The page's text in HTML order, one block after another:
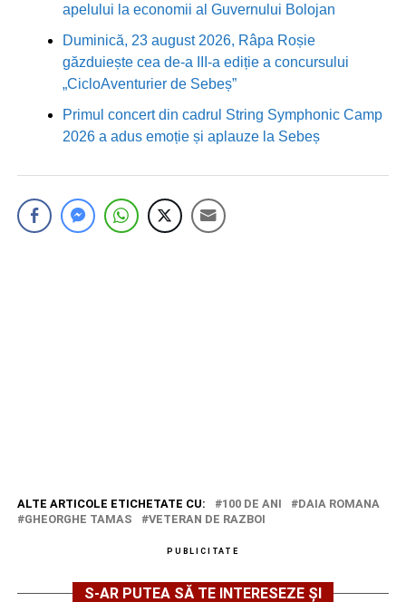
apelului la economii al Guvernului Bolojan
Duminică, 23 august 2026, Râpa Roșie
găzduiește cea de-a III-a ediție a concursului
„CicloAventurier de Sebeș”
Primul concert din cadrul String Symphonic Camp
2026 a adus emoție și aplauze la Sebeș
ALTE ARTICOLE ETICHETATE CU: 100 DE ANI
DAIA ROMANA
GHEORGHE TAMAS
VETERAN DE RAZBOI
PUBLICITATE
S-AR PUTEA SĂ TE INTERESEZE ȘI